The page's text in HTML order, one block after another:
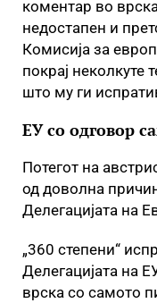
коментар во
недостапен и
Комисија за
покрај неколкуте
што му ги
ЕУ со одговор
Потегот на
од доволна
Делегацијата на
„360 степени“
Делегацијата на
врска со самото